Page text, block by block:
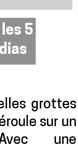
5
grottes
sur un
une